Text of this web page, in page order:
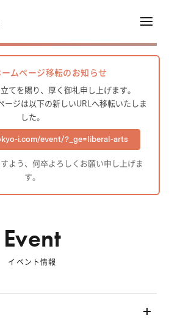
ームページ移転のお知らせ
てを賜り、厚く御礼申し上げます。
ージは以下の新しいURLへ移転いたしま
した。
i.com/event/?_ge=liberal-arts
よう、何卒よろしくお願い申し上げま
す。
Event
イベント情報